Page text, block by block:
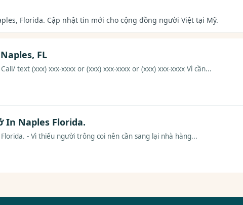
Florida. Cập nhật tin mới cho cộng đồng người Việt tại Mỹ.
FL
text (xxx) xxx-xxxx or (xxx) xxx-xxxx or (xxx) xxx-xxxx Vì cần...
In Naples Florida.
- Vì thiếu người trông coi nên cần sang lại nhà hàng...